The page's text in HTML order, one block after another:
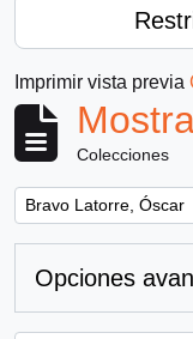
Imprimir vista previa
Colecciones
Remove filter:
Bravo Latorre, Óscar
Opciones